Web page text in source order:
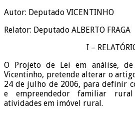
Autor: Deputado VICENTINHO
Relator: Deputado ALBERTO FRAGA
I –
O Projeto de Lei em análise,
Vicentinho, pretende alterar o
24 de julho de 2006, para definir
e empreendedor familiar
atividades em imóvel rural.